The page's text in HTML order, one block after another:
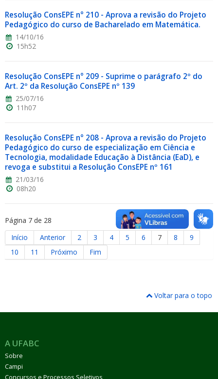
Resolução ConsEPE n° 210 - Aprova a revisão do Projeto
Pedagógico do curso de Bacharelado em Matemática.
14/10/16
15h52
Resolução ConsEPE n° 209 - Suprime o parágrafo 2º do
Art. 2º da Resolução ConsEPE nº 139
25/07/16
11h07
Resolução ConsEPE n° 208 - Aprova a revisão do Projeto
Pedagógico do curso de especialização em Ciência e
Tecnologia, modalidade Educação à Distância (EaD), e
revoga e substitui a Resolução ConsEPE nº 161
21/03/16
08h20
Página 7 de 28
Início
Anterior 2 3 4 5 6 7 8
9
10
11 Próximo Fim
Voltar para o topo
A UFABC
Sobre
Campi
Concursos e Processos Seletivos